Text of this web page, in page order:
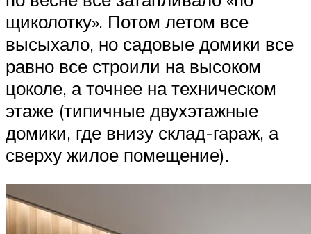
щиколотку». Потом летом все
высыхало, но садовые домики все
равно все строили на высоком
цоколе, а точнее на техническом
этаже (типичные двухэтажные
домики, где внизу склад-гараж, а
сверху жилое помещение).